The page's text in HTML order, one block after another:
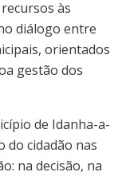
às
diálogo entre
orientados
gestão dos
de Idanha-a-
do cidadão nas
na decisão, na